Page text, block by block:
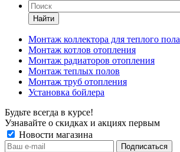
Найти
Монтаж коллектора для теплого пола
Монтаж котлов отопления
Монтаж радиаторов отопления
Монтаж теплых полов
Монтаж труб отопления
Установка бойлера
Будьте всегда в курсе!
Узнавайте о скидках и акциях первым
Новости магазина